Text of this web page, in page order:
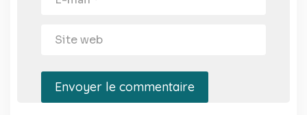
Envoyer le commentaire